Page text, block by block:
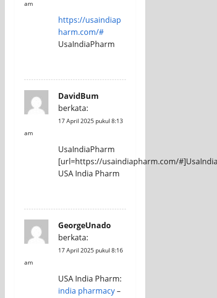
am
https://usaindiap
harm.com/#
UsaIndiaPharm
DavidBum
berkata:
17 April 2025 pukul 8:13
am
UsaIndiaPharm
[url=https://usaindiapharm.com/
USA India Pharm
GeorgeUnado
berkata:
17 April 2025 pukul 8:16
am
USA India Pharm:
india pharmacy–